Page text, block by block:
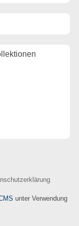
unter Verwendung